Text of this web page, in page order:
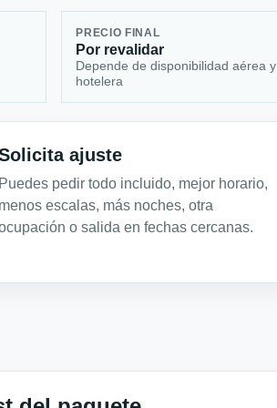
PRECIO FINAL
Por revalidar
Depende de disponibilidad aérea y
hotelera
ajuste
Puedes pedir todo incluido, mejor horario,
menos escalas, más noches, otra
o salida en fechas cercanas.